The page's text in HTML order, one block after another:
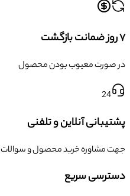
۷ روز ضمانت بازگشت
در صورت معیوب بودن محصول
24
پشتیبانی آنلاین و تلفنی
جهت مشاوره خرید محصول و سوالات
دسترسی سریع